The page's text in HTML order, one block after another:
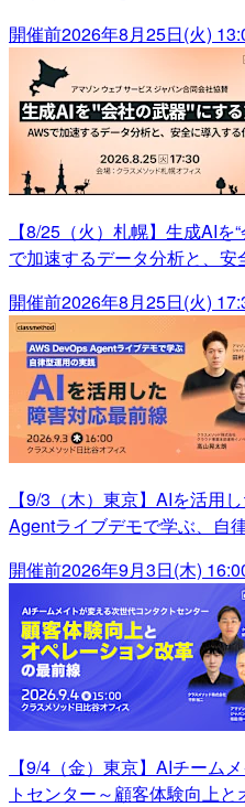
開催前2026年8月25日(火)
【8/25（火）札幌】生成AI
で加速するデータ分析と、
開催前2026年8月25日(火)
【9/3（木）東京】AIを活用
Agentライブデモで学ぶ、自
開催前2026年9月3日(木)
【9/4（金）東京】AIチーム
トセンター～顧客体験向上